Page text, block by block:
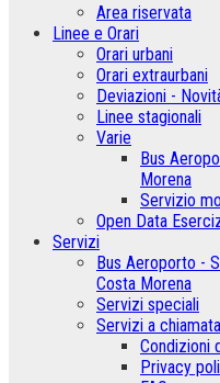
Area riservata
Linee e Orari
Orari urbani
Orari extraurbani
Deviazioni -
Linee stagionali
Varie
Bus
Morena
Servizio
Open Data
Servizi
Bus Aeroporto -
Costa Morena
Servizi speciali
Servizi a chiamata
Condizioni
Privacy